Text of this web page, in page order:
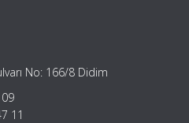
No: 166/8 Didim
11